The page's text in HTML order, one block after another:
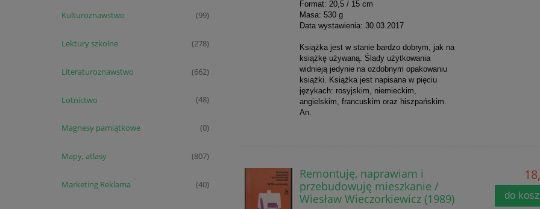
Kulturoznawstwo (99)
Lektury szkolne (278)
Literaturoznawstwo (662)
Lotnictwo (48)
Magnesy pamiątkowe (0)
Mapy, atlasy (807)
Marketing Reklama (40)
Format: 20,5 / 15 cm
Masa: 530 g
Data wystawienia: 30.03.2017
Książka jest w stanie bardzo dobrym, jak na
książkę używaną. Ślady użytkowania
widnieją jedynie na ozdobnym opakowaniu
książki. Książka jest napisana w pięciu
językach: rosyjskim, niemieckim,
angielskim, francuskim oraz hiszpańskim.
An.
Remontuję, naprawiam i
przebudowuję mieszkanie /
Wiesław Wieczorkiewicz (1989)
do